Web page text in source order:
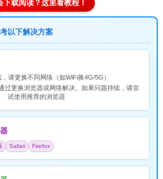
下载阅读？这里看教程！
以下解决方案
，请更换不同网络（如WiFi换4G/5G）
过更换浏览器或网络解决。如果问题持续，请尝
试使用推荐的浏览器
Safari Firefox